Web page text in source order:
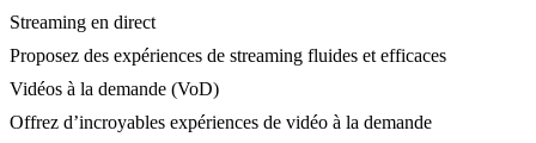
Streaming en direct
Proposez des expériences de streaming fluides et efficaces
Vidéos à la demande (VoD)
Offrez d’incroyables expériences de vidéo à la demande